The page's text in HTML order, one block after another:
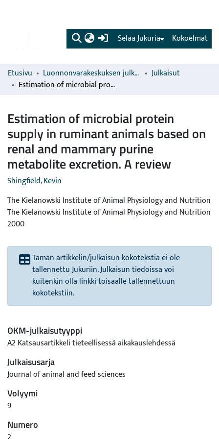
(current) Kokoelmat
Selaa Jukuria
Etusivu Luonnonvarakeskuksen julkaisut
Julkaisut
Estimation of microbial protein supply in ruminant animals based on renal and mammary purine metabolite excretion. A review
Estimation of microbial protein
supply in ruminant animals based on
renal and mammary purine
metabolite excretion. A review
Shingfield, Kevin
The Kielanowski Institute of Animal Physiology and Nutrition
The Kielanowski Institute of Animal Physiology and Nutrition
2000
Tämän artikkelin/julkaisun kokotekstiä ei ole
tallennettu Jukuriin. Julkaisun tiedoissa voi
kuitenkin olla linkki toisaalle tallennettuun
kokotekstiin.
OKM-julkaisutyyppi
A2 Katsausartikkeli tieteellisessä aikakauslehdessä
Julkaisusarja
Journal of animal and feed sciences
Volyymi
9
Numero